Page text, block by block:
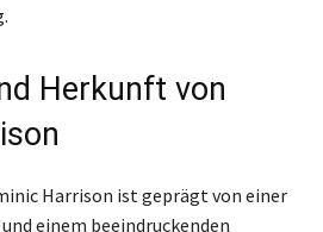
Herkunft von
Harrison ist geprägt von einer
einem beeindruckenden